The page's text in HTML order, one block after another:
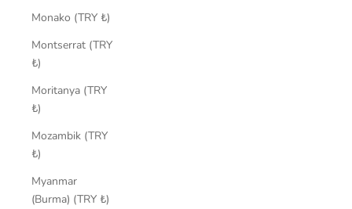
Monako (TRY ₺)
Montserrat (TRY
₺)
Moritanya (TRY
₺)
Mozambik (TRY
₺)
Myanmar
(Burma) (TRY ₺)